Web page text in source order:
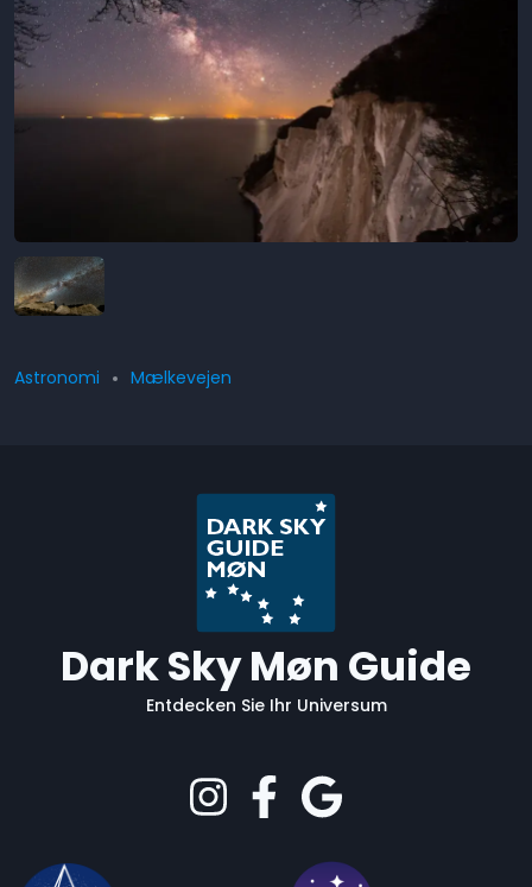
Astronomi Mælkevejen
Dark Sky Møn Guide
Entdecken Sie Ihr Universum